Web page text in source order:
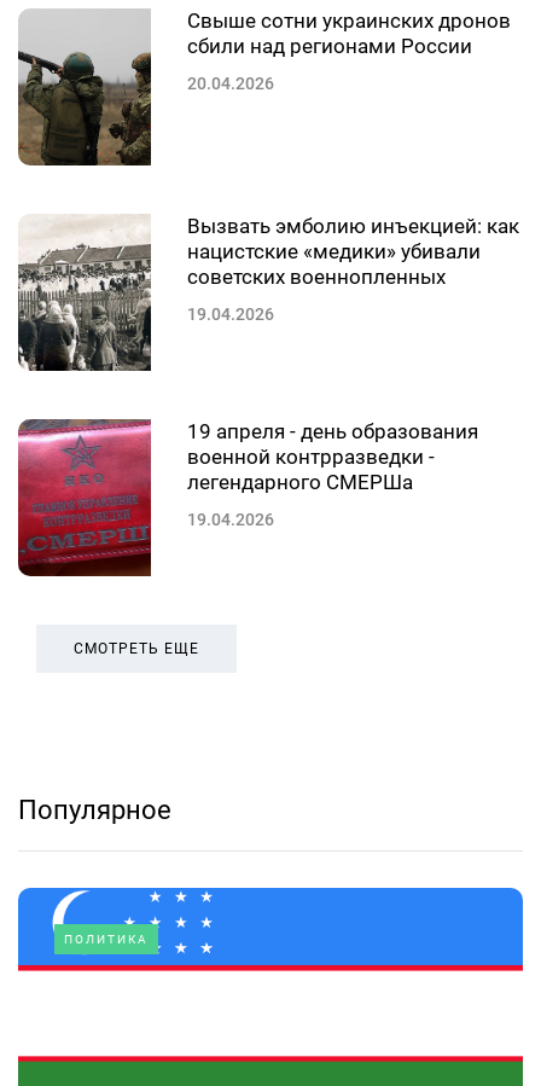
Свыше сотни украинских дронов
сбили над регионами России
20.04.2026
Вызвать эмболию инъекцией: как
нацистские «медики» убивали
советских военнопленных
19.04.2026
19 апреля - день образования
военной контрразведки -
легендарного СМЕРШа
19.04.2026
СМОТРЕТЬ ЕЩЕ
Популярное
ПОЛИТИКА